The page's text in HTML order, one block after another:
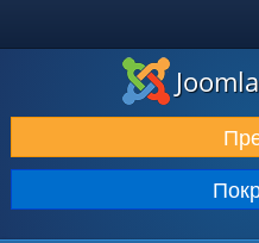
ПРЕУЗИМАЊЕ И ПРОШИРЕЊА
ОТКРИЈТЕ И НАУЧИТЕ
ЗАЈЕДНИЦА И ПОДРШКА